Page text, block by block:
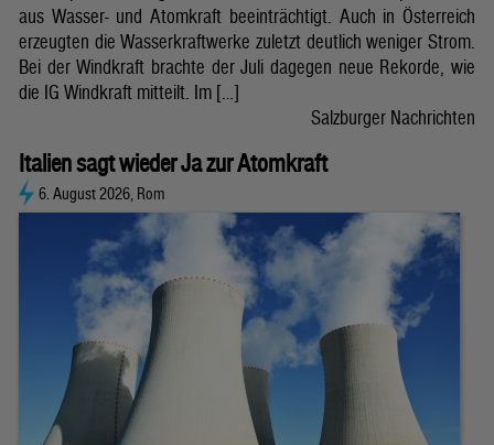
aus Wasser- und Atomkraft beeinträchtigt. Auch in Österreich
erzeugten die Wasserkraftwerke zuletzt deutlich weniger Strom.
Bei der Windkraft brachte der Juli dagegen neue Rekorde, wie
die IG Windkraft mitteilt. Im […]
Salzburger Nachrichten
Italien sagt wieder Ja zur Atomkraft
6. August 2026, Rom